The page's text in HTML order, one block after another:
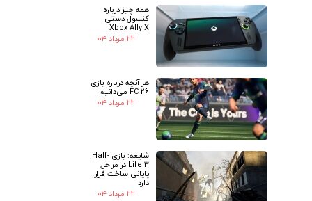
همه چیز درباره
کنسول دستی
Xbox Ally X
۲۲ مرداد ۰۴
هر آنچه درباره بازی
FC 26 می‌دانیم
۲۲ مرداد ۰۴
شایعه: بازی Half-
Life 3 در مراحل
پایانی ساخت قرار
دارد
۲۲ مرداد ۰۴